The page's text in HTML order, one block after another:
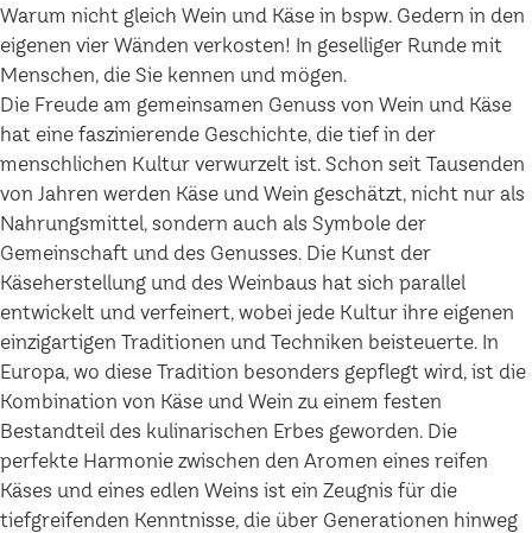
Warum nicht gleich Wein und Käse in bspw. Gedern in den
eigenen vier Wänden verkosten! In geselliger Runde mit
Menschen, die Sie kennen und mögen.
Die Freude am gemeinsamen Genuss von Wein und Käse
hat eine faszinierende Geschichte, die tief in der
menschlichen Kultur verwurzelt ist. Schon seit Tausenden
von Jahren werden Käse und Wein geschätzt, nicht nur als
Nahrungsmittel, sondern auch als Symbole der
Gemeinschaft und des Genusses. Die Kunst der
Käseherstellung und des Weinbaus hat sich parallel
entwickelt und verfeinert, wobei jede Kultur ihre eigenen
einzigartigen Traditionen und Techniken beisteuerte. In
Europa, wo diese Tradition besonders gepflegt wird, ist die
Kombination von Käse und Wein zu einem festen
Bestandteil des kulinarischen Erbes geworden. Die
perfekte Harmonie zwischen den Aromen eines reifen
Käses und eines edlen Weins ist ein Zeugnis für die
tiefgreifenden Kenntnisse, die über Generationen hinweg